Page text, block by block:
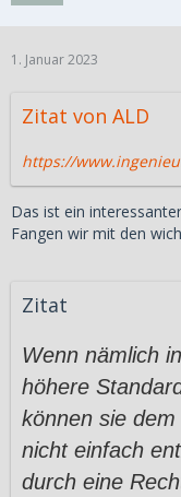
1. Januar 2023
Zitat von ALD
https://
Das ist ein
Fangen wir mit den
Zitat
Wenn nämlich
höhere
können sie
nicht einfach
durch eine